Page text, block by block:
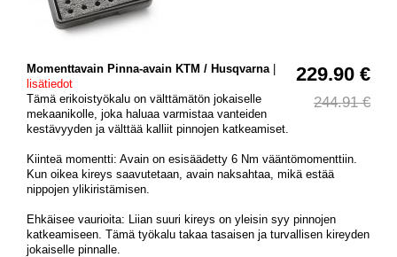
229.90 €
244.91 €
Momenttavain Pinna-avain KTM / Husqvarna |
lisätiedot
Tämä erikoistyökalu on välttämätön jokaiselle
mekaanikolle, joka haluaa varmistaa vanteiden
kestävyyden ja välttää kalliit pinnojen katkeamiset.
Kiinteä momentti: Avain on esisäädetty 6 Nm vääntömomenttiin.
Kun oikea kireys saavutetaan, avain naksahtaa, mikä estää
nippojen ylikiristämisen.
Ehkäisee vaurioita: Liian suuri kireys on yleisin syy pinnojen
katkeamiseen. Tämä työkalu takaa tasaisen ja turvallisen kireyden
jokaiselle pinnalle.